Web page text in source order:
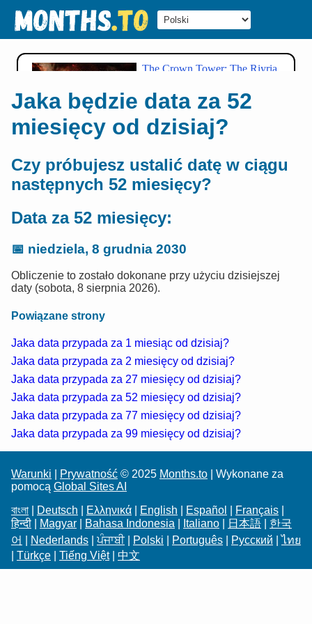
Jaka będzie data za 52
miesięcy od dzisiaj?
Czy próbujesz ustalić datę w ciągu
następnych 52 miesięcy?
Data za 52 miesięcy:
📅 niedziela, 8 grudnia 2030
Obliczenie to zostało dokonane przy użyciu dzisiejszej
daty (sobota, 8 sierpnia 2026).
Powiązane strony
Jaka data przypada za 1 miesiąc od dzisiaj?
Jaka data przypada za 2 miesięcy od dzisiaj?
Jaka data przypada za 27 miesięcy od dzisiaj?
Jaka data przypada za 52 miesięcy od dzisiaj?
Jaka data przypada za 77 miesięcy od dzisiaj?
Jaka data przypada za 99 miesięcy od dzisiaj?
Warunki Prywatność © 2025 Months.to | Wykonane za
pomocą Global Sites AI
বাংলা
Deutsch Ελληνικά English Español Français
हिन्दी
Magyar Bahasa Indonesia Italiano 日本語
한국
어
Nederlands |ਪੰਜਾਬੀ| Polski Português Русский |ไทย
Türkçe Tiếng Việt| 中文